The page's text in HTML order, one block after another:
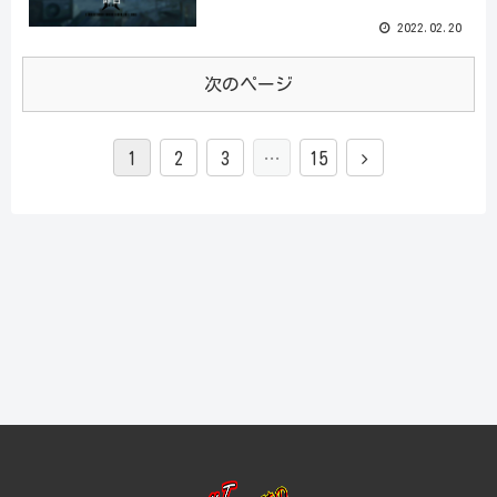
2022.02.20
次のページ
1 2 3 … 15